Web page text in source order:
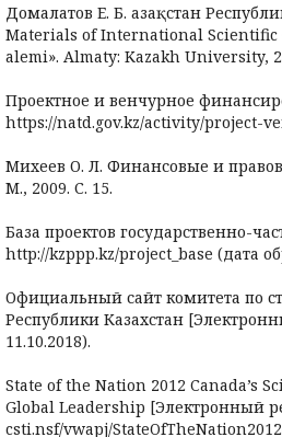
Домалатов Е. Б. Қазақстан
Materials of International Scientific
alemi». Almaty: Kazakh University,
Проектное и венчурное
https://natd.gov.kz/activity/project-
Михеев О. Л. Финансовые и
М., 2009. С. 15.
База проектов государственно-
http://kzppp.kz/project_base (дата
Официальный сайт комитета по
Республики Казахстан
11.10.2018).
State of the Nation 2012 Canada’s
Global Leadership [Электронный
csti.nsf/vwapj/